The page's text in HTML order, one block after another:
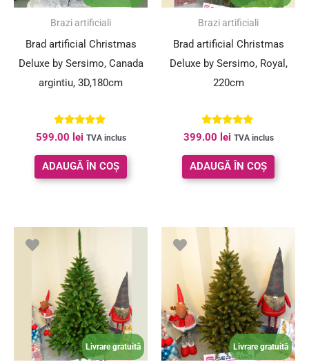
Brazi artificiali
Brad artificial Christmas
Deluxe by Sersimo, Canada
argintiu, 3D,180cm
Evaluat la
5.00
din 5
599.00 lei TVA inclus
ADAUGĂ ÎN COȘ
Brazi artificiali
Brad artificial Christmas
Deluxe by Sersimo, Royal,
220cm
Evaluat la
4.98
din 5
399.00 lei TVA inclus
ADAUGĂ ÎN COȘ
Livrare gratuită Livrare gratuită